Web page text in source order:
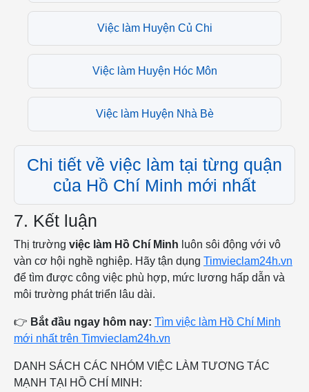
Việc làm Huyện Củ Chi
Việc làm Huyện Hóc Môn
Việc làm Huyện Nhà Bè
Chi tiết về việc làm tại từng quận
của Hồ Chí Minh mới nhất
7. Kết luận
Thị trường việc làm Hồ Chí Minh luôn sôi động với vô
vàn cơ hội nghề nghiệp. Hãy tận dụng Timvieclam24h.vn
để tìm được công việc phù hợp, mức lương hấp dẫn và
môi trường phát triển lâu dài.
👉 Bắt đầu ngay hôm nay: Tìm việc làm Hồ Chí Minh
mới nhất trên Timvieclam24h.vn
DANH SÁCH CÁC NHÓM VIỆC LÀM TƯƠNG TÁC
MẠNH TẠI HỒ CHÍ MINH: